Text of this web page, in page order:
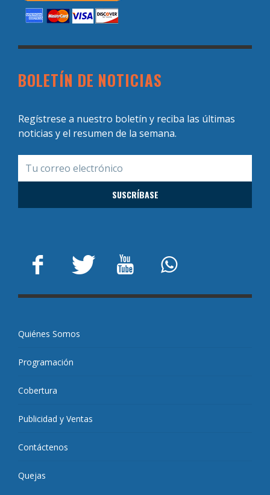
BOLETÍN DE NOTICIAS
Regístrese a nuestro boletín y reciba las últimas
noticias y el resumen de la semana.
Quiénes Somos
Programación
Cobertura
Publicidad y Ventas
Contáctenos
Quejas